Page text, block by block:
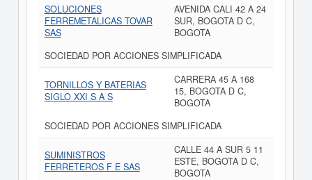
SOLUCIONES
FERREMETALICAS TOVAR
SAS
AVENIDA CALI 42 A 24
SUR, BOGOTA D C,
BOGOTA
SOCIEDAD POR ACCIONES SIMPLIFICADA
TORNILLOS Y BATERIAS
SIGLO XXI S A S
CARRERA 45 A 168
15, BOGOTA D C,
BOGOTA
SOCIEDAD POR ACCIONES SIMPLIFICADA
SUMINISTROS
FERRETEROS F E SAS
CALLE 44 A SUR 5 11
ESTE, BOGOTA D C,
BOGOTA